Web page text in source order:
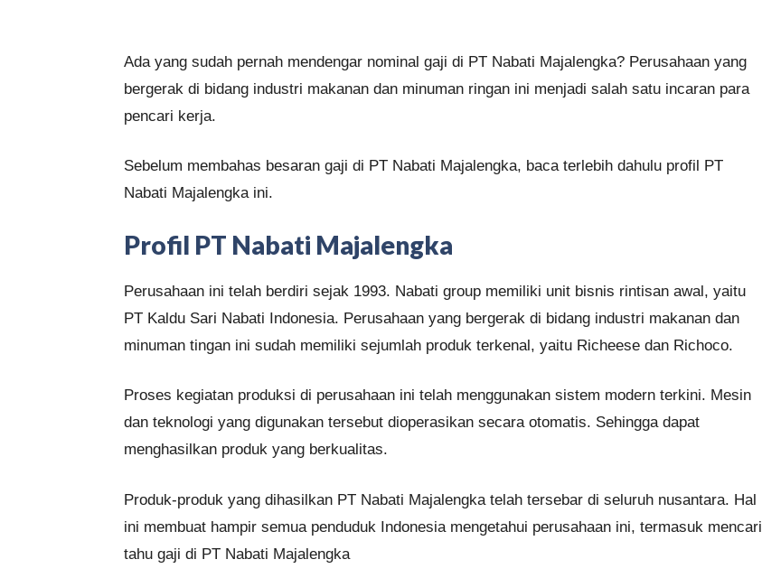
Ada yang sudah pernah mendengar nominal gaji di PT Nabati Majalengka? Perusahaan yang
bergerak di bidang industri makanan dan minuman ringan ini menjadi salah satu incaran para
pencari kerja.
Sebelum membahas besaran gaji di PT Nabati Majalengka, baca terlebih dahulu profil PT
Nabati Majalengka ini.
Profil PT Nabati Majalengka
Perusahaan ini telah berdiri sejak 1993. Nabati group memiliki unit bisnis rintisan awal, yaitu
PT Kaldu Sari Nabati Indonesia. Perusahaan yang bergerak di bidang industri makanan dan
minuman tingan ini sudah memiliki sejumlah produk terkenal, yaitu Richeese dan Richoco.
Proses kegiatan produksi di perusahaan ini telah menggunakan sistem modern terkini. Mesin
dan teknologi yang digunakan tersebut dioperasikan secara otomatis. Sehingga dapat
menghasilkan produk yang berkualitas.
Produk-produk yang dihasilkan PT Nabati Majalengka telah tersebar di seluruh nusantara. Hal
ini membuat hampir semua penduduk Indonesia mengetahui perusahaan ini, termasuk mencari
tahu gaji di PT Nabati Majalengka